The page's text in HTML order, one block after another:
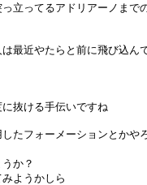
立ってるアドリアーノまで
最近やたらと前に飛び込ん
抜ける手伝いですね
たフォーメーションとかや
か？
ようかしら